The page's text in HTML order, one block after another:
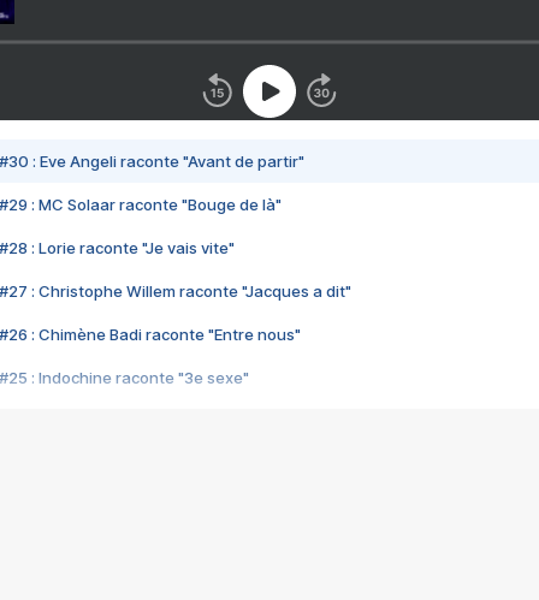
#30 : Eve Angeli raconte "Avant de partir"
#29 : MC Solaar raconte "Bouge de là"
#28 : Lorie raconte "Je vais vite"
#27 : Christophe Willem raconte "Jacques a dit"
#26 : Chimène Badi raconte "Entre nous"
#25 : Indochine raconte "3e sexe"